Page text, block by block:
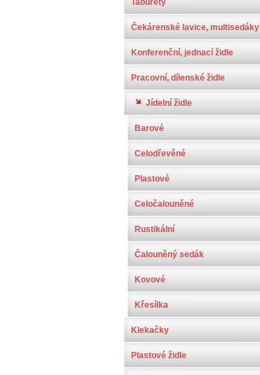
Taburety
Čekárenské lavice, multisedáky
Konferenční, jednací židle
Pracovní, dílenské židle
Jídelní židle
Barové
Celodřevěné
Plastové
Celočalouněné
Rustikální
Čalouněný sedák
Kovové
Křesílka
Klekačky
Plastové židle